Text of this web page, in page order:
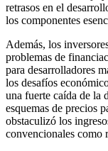
retrasos en el
los componentes
Además, los
problemas de
para desarrolladores
los desafíos
una fuerte caída de la
esquemas de precios
obstaculizó los
convencionales como